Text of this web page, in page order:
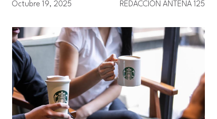
Octubre 19, 2025 REDACCIÓN ANTENA 125